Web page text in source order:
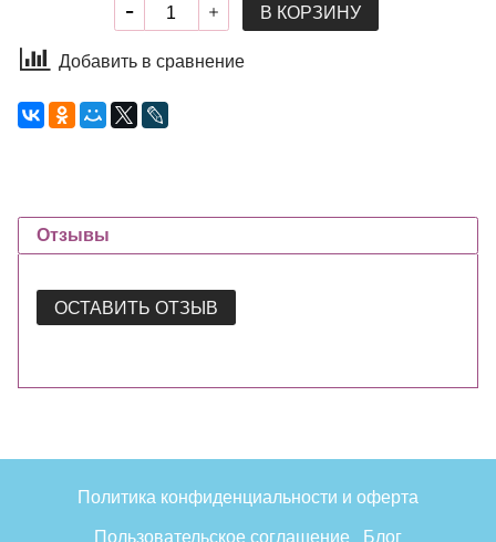
В КОРЗИНУ
Добавить в сравнение
Отзывы
ОСТАВИТЬ ОТЗЫВ
Политика конфиденциальности и оферта
Пользовательское соглашение Блог